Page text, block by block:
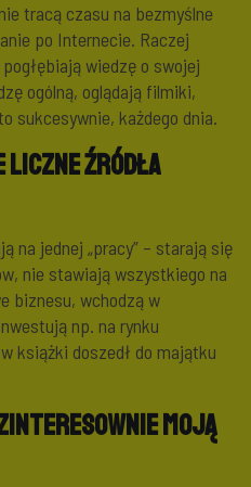
tracą czasu na bezmyślne
po Internecie. Raczej
wiedzę o swojej
ogólną, oglądają filmiki,
sukcesywnie, każdego dnia.
liczne źródła
na jednej „pracy” – starają się
nie stawiają wszystkiego na
biznesu, wchodzą w
np. na rynku
książki doszedł do majątku
moją